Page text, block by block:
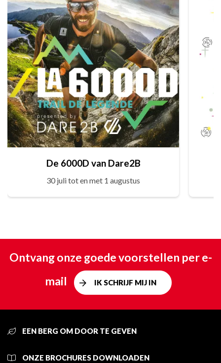
De 6000D van Dare2B
30 juli tot en met 1 augustus
Ontvang onze goede voorstellen per e-
mail
IK SCHRIJF MIJ IN
EEN BERG OM DOOR TE GEVEN
ONZE BROCHURES DOWNLOADEN